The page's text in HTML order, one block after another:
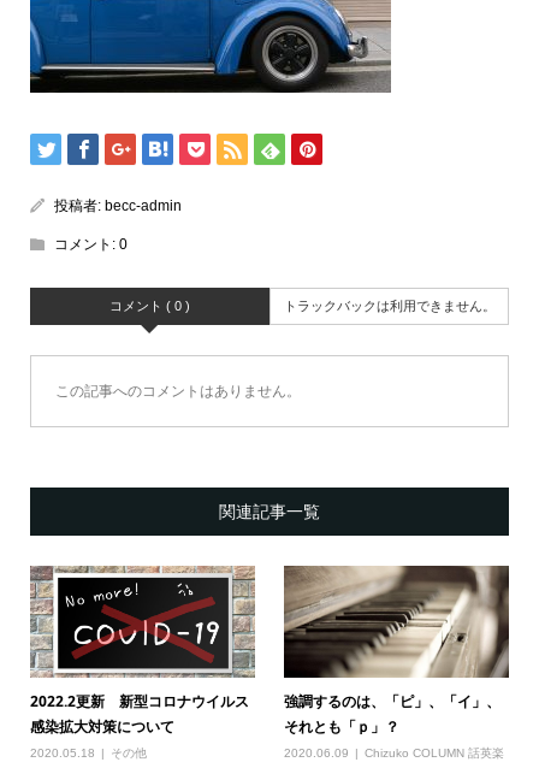
投稿者: becc-admin
コメント: 0
コメント ( 0 ) トラックバックは利用できません。
この記事へのコメントはありません。
関連記事一覧
2022.2更新 新型コロナウイルス
感染拡大対策について
2020.05.18 その他
強調するのは、「ピ」、「イ」、
それとも「ｐ」？
2020.06.09
Chizuko COLUMN 話英楽